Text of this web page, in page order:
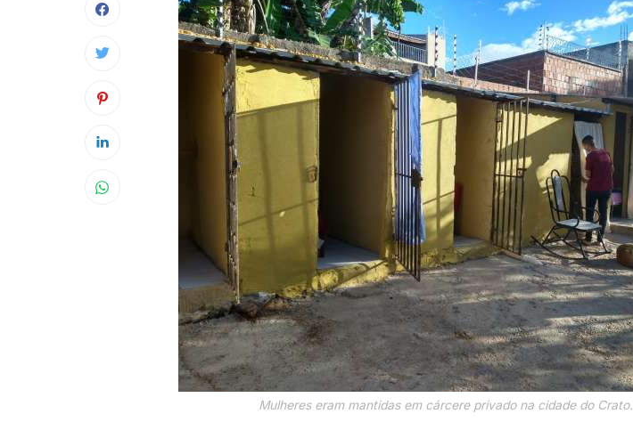
Mulheres eram mantidas em cárcere privado na cidade do Crato.